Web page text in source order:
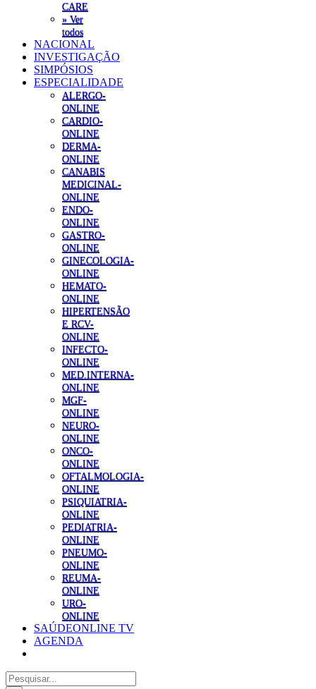
CARE
» Ver
todos
NACIONAL
INVESTIGAÇÃO
SIMPÓSIOS
ESPECIALIDADE
ALERGO-
ONLINE
CARDIO-
ONLINE
DERMA-
ONLINE
CANABIS
MEDICINAL-
ONLINE
ENDO-
ONLINE
GASTRO-
ONLINE
GINECOLOGIA-
ONLINE
HEMATO-
ONLINE
HIPERTENSÃO
E RCV-
ONLINE
INFECTO-
ONLINE
MED.INTERNA-
ONLINE
MGF-
ONLINE
NEURO-
ONLINE
ONCO-
ONLINE
OFTALMOLOGIA-
ONLINE
PSIQUIATRIA-
ONLINE
PEDIATRIA-
ONLINE
PNEUMO-
ONLINE
REUMA-
ONLINE
URO-
ONLINE
SAÚDEONLINE TV
AGENDA
Pesquisar